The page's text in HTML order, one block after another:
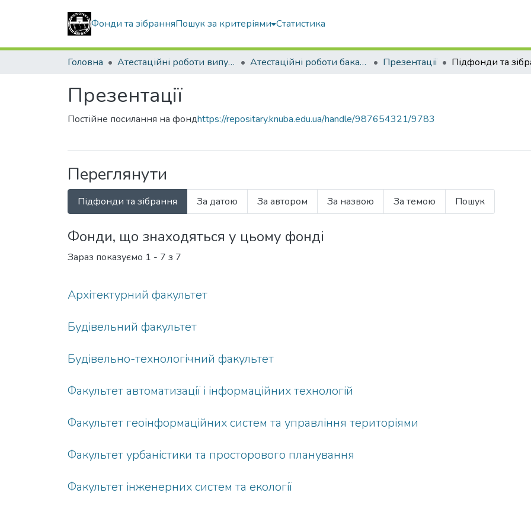
Фонди та зібранняПошук за критеріями Статистика
Головна Атестаційні роботи випускників Атестаційні роботи бакалаврів Презентації Підфонди та
Презентації
Постійне посилання на фондhttps://repositary.knuba.edu.ua/handle/987654321/9783
Переглянути
Підфонди та зібрання За датою За автором За назвою За темою Пошук
Фонди, що знаходяться у цьому фонді
Зараз показуємо 1 - 7 з 7
Архітектурний факультет
Будівельний факультет
Будівельно-технологічний факультет
Факультет автоматизації і інформаційних технологій
Факультет геоінформаційних систем та управління територіями
Факультет урбаністики та просторового планування
Факультет інженерних систем та екології